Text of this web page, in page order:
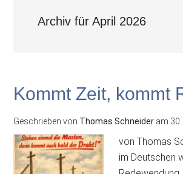
Archiv für April 2026
Kommt Zeit, kommt
Geschrieben von Thomas Schneider am
von Thomas
im Deutschen